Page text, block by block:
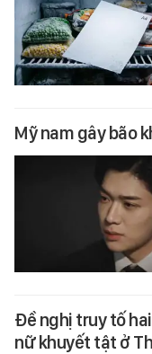
Mỹ nam gây bão
Đề nghị truy tố
nữ khuyết tật ở